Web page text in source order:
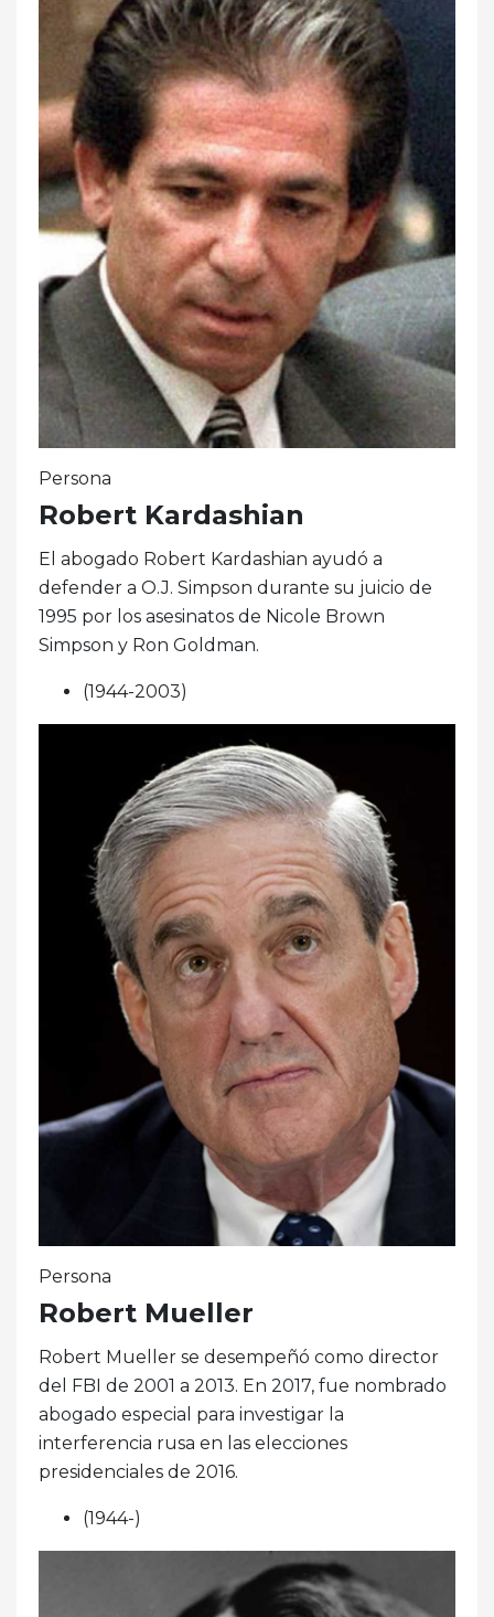
Persona
Robert Kardashian
El abogado Robert Kardashian ayudó a
defender a O.J. Simpson durante su juicio de
1995 por los asesinatos de Nicole Brown
Simpson y Ron Goldman.
(1944-2003)
Persona
Robert Mueller
Robert Mueller se desempeñó como director
del FBI de 2001 a 2013. En 2017, fue nombrado
abogado especial para investigar la
interferencia rusa en las elecciones
presidenciales de 2016.
(1944-)